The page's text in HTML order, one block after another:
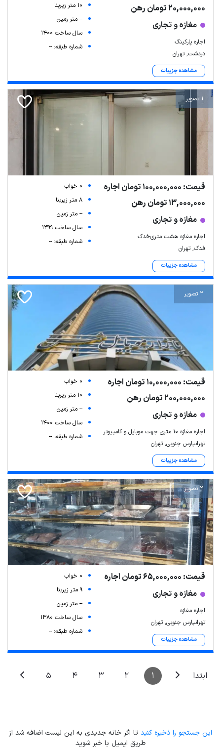
20,000,000 تومان رهن
مغازه و تجاری
اجاره پارکینگ
دردشت, تهران
مشاهده جزییات
10 متر زیربنا
-- متر زمین
سال ساخت 1400
شماره طبقه: --
1 تصویر
قیمت: 100,000,000 تومان اجاره
13,000,000 تومان رهن
مغازه و تجاری
اجاره مغازه هشت متری-فدک
فدک, تهران
مشاهده جزییات
0 خواب
8 متر زیربنا
-- متر زمین
سال ساخت 1399
شماره طبقه: --
2 تصویر
قیمت: 10,000,000 تومان اجاره
200,000,000 تومان رهن
مغازه و تجاری
اجاره مغازه ۱۰ متری جهت موبایل و کامپیوتر
تهرانپارس جنوبی, تهران
مشاهده جزییات
0 خواب
10 متر زیربنا
-- متر زمین
سال ساخت 1400
شماره طبقه: --
2 تصویر
قیمت: 65,000,000 تومان اجاره
مغازه و تجاری
اجاره مغازه
تهرانپارس جنوبی, تهران
مشاهده جزییات
0 خواب
9 متر زیربنا
-- متر زمین
سال ساخت 1380
شماره طبقه: --
ابتدا 1
2
3
4
5
این جستجو را ذخیره کنید تا اگر خانه جدیدی به این لیست اضافه شد از
طریق ایمیل با خبر شوید